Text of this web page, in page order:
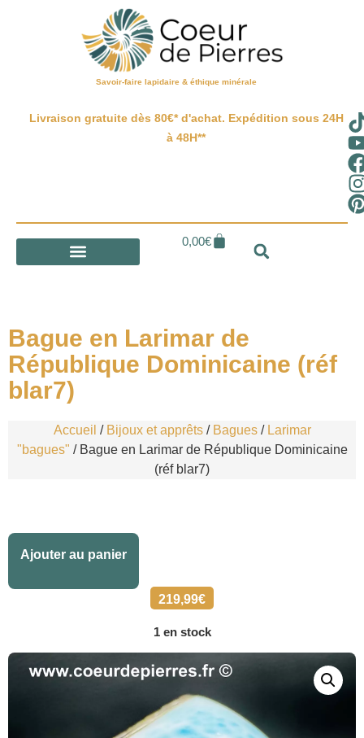
Savoir-faire lapidaire & éthique minérale
Livraison gratuite dès 80€* d'achat. Expédition sous 24H
à 48H**
0,00€
Bague en Larimar de
République Dominicaine (réf
blar7)
Accueil / Bijoux et apprêts/ Bagues/ Larimar
"bagues" / Bague en Larimar de République Dominicaine
(réf blar7)
219,99€
1 en stock
Ajouter au panier